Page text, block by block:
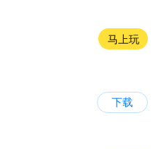
马上玩
下载